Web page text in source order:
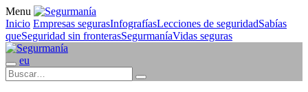
Menu
Inicio Empresas segurasInfografíasLecciones de seguridadSabías
queSeguridad sin fronterasSegurmaníaVidas seguras
eu